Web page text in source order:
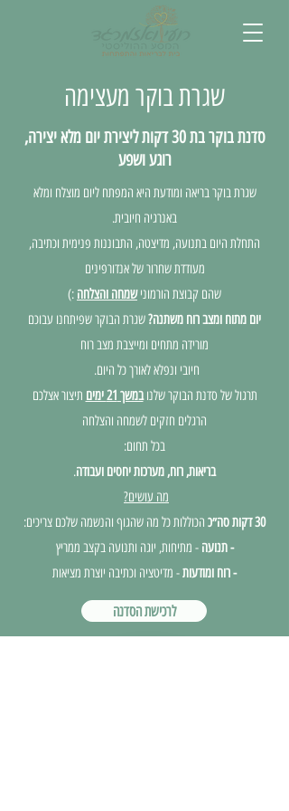
שגרת בוקר מעצימה
סדנת בוקר בת 30 דקות ליצירת יום מלא יצירה,
רוגע ושפע
שגרת בוקר בריאה ומודעת היא המפתח ליום מוצלח ומלא
באנרגיה חיובית.
התחלת היום בתנועה, מדיצטה, התבוננות פנימית וכתיבה,
מעודדת שחרור של אנדורפינים
שהם קבוצת הורמונישמחה והצלחה :)
יום מתוח ומצב רוח משתנה?שגרת הבוקר שפיתחנו עבוכם
מורידה מתחים ומייצבת מצב רוח
חיובי ונפלא לאורך כל היום.
תרגול של סדנת הבוקר שלנובמשך 21 ימים
תיצור אצלכם
הרגלים חזקים לשמחה והצלחה
בכל תחום:
בריאות, רוח, מערכות יחסים ועבודה.
מה עושים?
30 דקות סה״כ
הכוללות כל מה שהגוף והנשמה שלכם צריכים:
- תנועה - מתיחות, יוגה ותנועה בקצב ממריץ
- רוח ומודעות- מדיטציה וכתיבה יוצרת מציאות
לרכישת הסדנה